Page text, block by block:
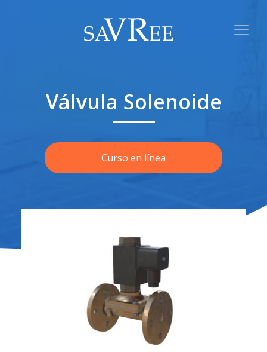
Válvula Solenoide
Curso en línea